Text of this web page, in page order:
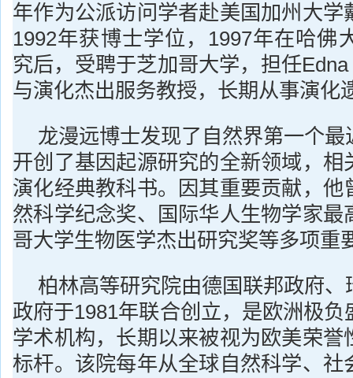
年作为公派访问学者赴美国加州大学
1992年获博士学位，1997年在哈佛
究后，受聘于芝加哥大学，担任
与演化杰出服务教授，长期从事演化
龙漫远博士发现了自然界第一个
开创了基因起源研究的全新领域，相
演化经典教科书。因其重要贡献，他
然科学纪念奖、国际华人生物学家最
哥大学生物医学杰出研究奖等多项重
柏林高等研究院由德国联邦政府
政府于1981年联合创立，是欧洲极
学术机构，长期以来被视为欧美荣誉
标杆。该院每年从全球自然科学、社